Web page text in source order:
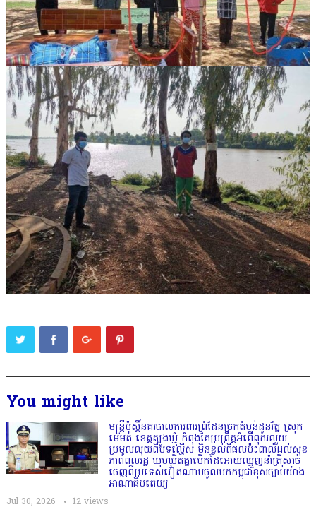
You might like
មន្ត្រីប៉ុស្តិ៍នគរបាលការពារព្រំដែនច្រកតំបន់ដូនរ័ត្ន ស្រុក
មេមត់ ខេត្តត្បូងឃ្មុំ កំពុងតែប្រព្រឹត្តអំពើពុករលួយ
ប្រមូលលុយពីបទល្មើស មិនខ្វល់ពីផលប៉ះពាល់ដល់សុខ
ភាពពលរដ្ឋ ឃុបឃិតគ្នាបើកដៃអោយឈ្មួញនាំត្រីសាច់
ចេញពីប្រទេសវៀតណាមចូលមកកម្ពុជាខុសច្បាប់យ៉ាង
អាណាធិបតេយ្យ
Jul 30, 2026 12views